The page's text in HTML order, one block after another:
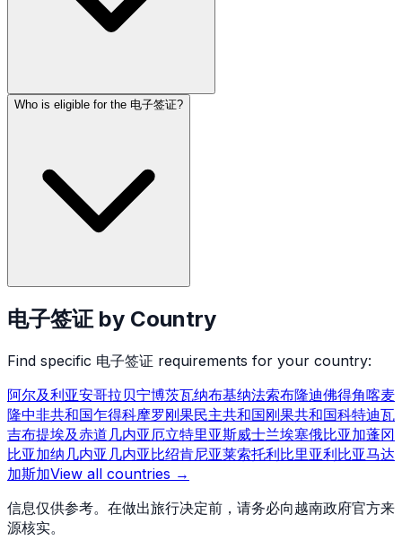
Who is eligible for the 电子签证?
电子签证by Country
Find specific 电子签证 requirements for your country:
阿尔及利亚安哥拉贝宁博茨瓦纳布基纳法索布隆迪佛得角喀麦
隆中非共和国乍得科摩罗刚果民主共和国刚果共和国科特迪瓦
吉布提埃及赤道几内亚厄立特里亚斯威士兰埃塞俄比亚加蓬冈
比亚加纳几内亚 几内亚比绍肯尼亚莱索托利比里亚利比亚马达
加斯加View all countries →
信息仅供参考。在做出旅行决定前，请务必向越南政府官方来
源核实。